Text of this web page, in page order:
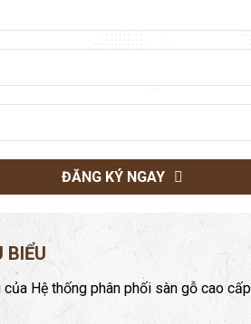
ĐĂNG KÝ NGAY
BIỂU
Hệ thống phân phối sàn gỗ cao